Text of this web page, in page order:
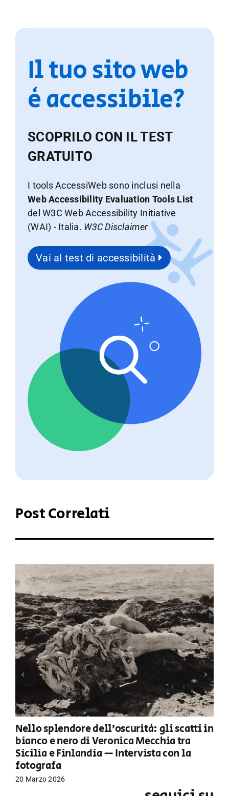
Il tuo sito web
è accessibile?
SCOPRILO CON IL TEST
GRATUITO
I tools AccessiWeb sono inclusi nella
Web Accessibility Evaluation Tools List
del W3C Web Accessibility Initiative
(WAI) - Italia. W3C Disclaimer
Vai al test di accessibilità
Post Correlati
Nello splendore dell’oscurità: gli scatti in
bianco e nero di Veronica Mecchia tra
Sicilia e Finlandia — Intervista con la
fotografa
20 Marzo 2026